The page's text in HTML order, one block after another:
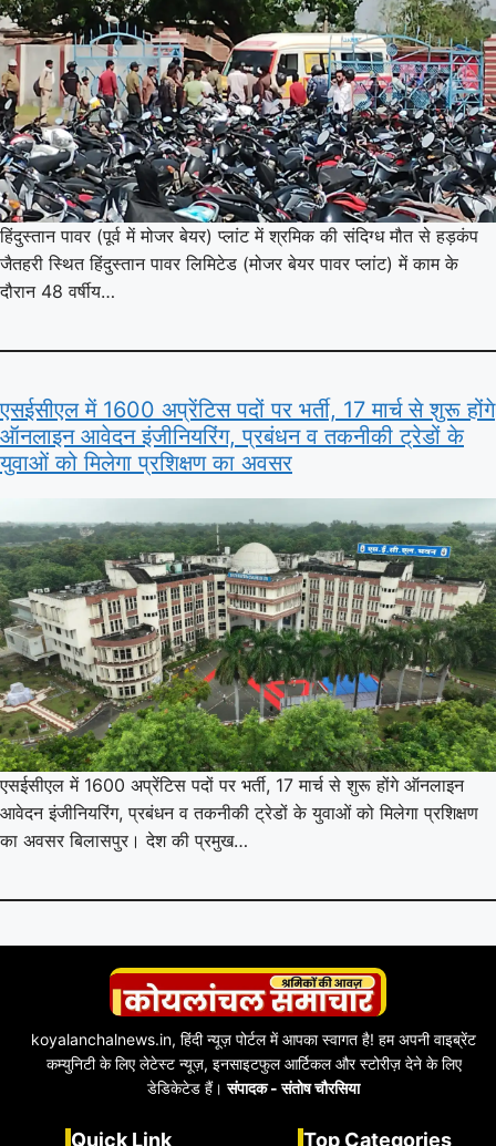
हिंदुस्तान पावर (पूर्व में मोजर बेयर) प्लांट में श्रमिक की संदिग्ध मौत से हड़कंप
जैतहरी स्थित हिंदुस्तान पावर लिमिटेड (मोजर बेयर पावर प्लांट) में काम के
दौरान 48 वर्षीय…
एसईसीएल में 1600 अप्रेंटिस पदों पर भर्ती, 17 मार्च से शुरू होंगे
ऑनलाइन आवेदन इंजीनियरिंग, प्रबंधन व तकनीकी ट्रेडों के
युवाओं को मिलेगा प्रशिक्षण का अवसर
एसईसीएल में 1600 अप्रेंटिस पदों पर भर्ती, 17 मार्च से शुरू होंगे ऑनलाइन
आवेदन इंजीनियरिंग, प्रबंधन व तकनीकी ट्रेडों के युवाओं को मिलेगा प्रशिक्षण
का अवसर बिलासपुर। देश की प्रमुख…
koyalanchalnews.in, हिंदी न्यूज़ पोर्टल में आपका स्वागत है! हम अपनी वाइब्रेंट
कम्युनिटी के लिए लेटेस्ट न्यूज़, इनसाइटफुल आर्टिकल और स्टोरीज़ देने के लिए
डेडिकेटेड हैं।संपादक - संतोष चौरसिया
Quick Link Top Categories